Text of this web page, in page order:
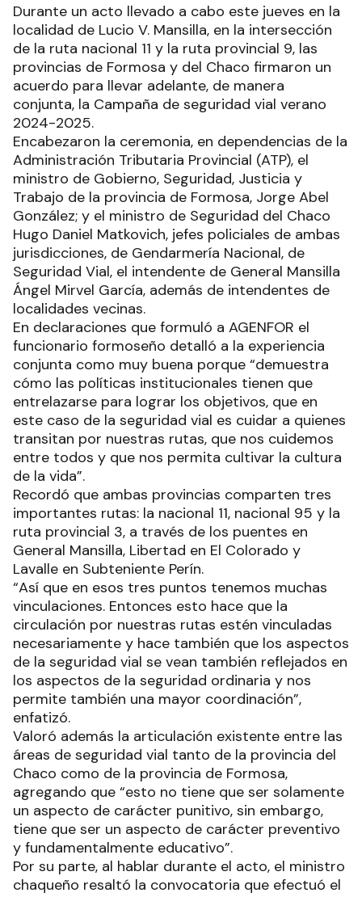
Durante un acto llevado a cabo este jueves en la
localidad de Lucio V. Mansilla, en la intersección
de la ruta nacional 11 y la ruta provincial 9, las
provincias de Formosa y del Chaco firmaron un
acuerdo para llevar adelante, de manera
conjunta, la Campaña de seguridad vial verano
2024-2025.
Encabezaron la ceremonia, en dependencias de la
Administración Tributaria Provincial (ATP), el
ministro de Gobierno, Seguridad, Justicia y
Trabajo de la provincia de Formosa, Jorge Abel
González; y el ministro de Seguridad del Chaco
Hugo Daniel Matkovich, jefes policiales de ambas
jurisdicciones, de Gendarmería Nacional, de
Seguridad Vial, el intendente de General Mansilla
Ángel Mirvel García, además de intendentes de
localidades vecinas.
En declaraciones que formuló a AGENFOR el
funcionario formoseño detalló a la experiencia
conjunta como muy buena porque “demuestra
cómo las políticas institucionales tienen que
entrelazarse para lograr los objetivos, que en
este caso de la seguridad vial es cuidar a quienes
transitan por nuestras rutas, que nos cuidemos
entre todos y que nos permita cultivar la cultura
de la vida”.
Recordó que ambas provincias comparten tres
importantes rutas: la nacional 11, nacional 95 y la
ruta provincial 3, a través de los puentes en
General Mansilla, Libertad en El Colorado y
Lavalle en Subteniente Perín.
“Así que en esos tres puntos tenemos muchas
vinculaciones. Entonces esto hace que la
circulación por nuestras rutas estén vinculadas
necesariamente y hace también que los aspectos
de la seguridad vial se vean también reflejados en
los aspectos de la seguridad ordinaria y nos
permite también una mayor coordinación”,
enfatizó.
Valoró además la articulación existente entre las
áreas de seguridad vial tanto de la provincia del
Chaco como de la provincia de Formosa,
agregando que “esto no tiene que ser solamente
un aspecto de carácter punitivo, sin embargo,
tiene que ser un aspecto de carácter preventivo
y fundamentalmente educativo”.
Por su parte, al hablar durante el acto, el ministro
chaqueño resaltó la convocatoria que efectuó el